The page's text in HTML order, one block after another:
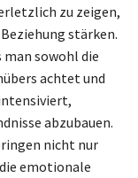
zu zeigen,
stärken.
man sowohl die
achtet und
abzubauen.
nicht nur
emotionale